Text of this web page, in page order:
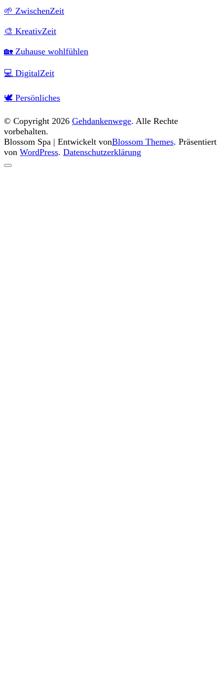
🌱 ZwischenZeit
🎨 KreativZeit
🏡 Zuhause wohlfühlen
💻 DigitalZeit
🕊 Persönliches
© Copyright 2026 Gehdankenwege. Alle Rechte
vorbehalten.
Blossom Spa | Entwickelt vonBlossom Themes. Präsentiert
von WordPress. Datenschutzerklärung